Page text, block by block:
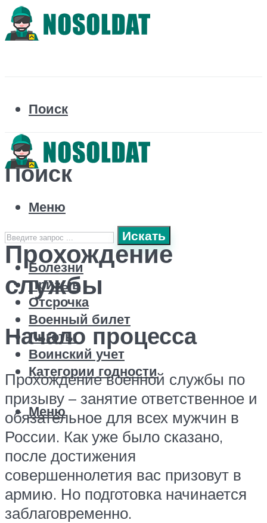
Поиск
Поиск
Искать
Болезни
Призыв
Отсрочка
Военный билет
Льготы
Воинский учет
Категории годности
Меню
Меню
Прохождение
службы
Начало процесса
Прохождение военной службы по
призыву – занятие ответственное и
обязательное для всех мужчин в
России. Как уже было сказано,
после достижения
совершеннолетия вас призовут в
армию. Но подготовка начинается
заблаговременно.